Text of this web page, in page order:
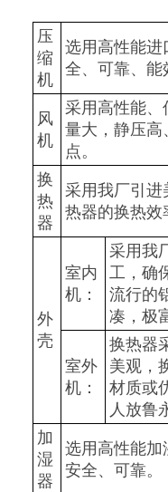
压
缩
机
选用高性能进
全、可靠、能
风
机
采用高性能、
量大，静压高
点。
换
热
器
采用我厂引进
热器的换热效
外
壳
室内
机：
采用我
工，确
流行的
凑，极
室外
机：
换热器
美观，
材质或
人放鲁
加
湿
器
选用高性能加
安全、可靠。